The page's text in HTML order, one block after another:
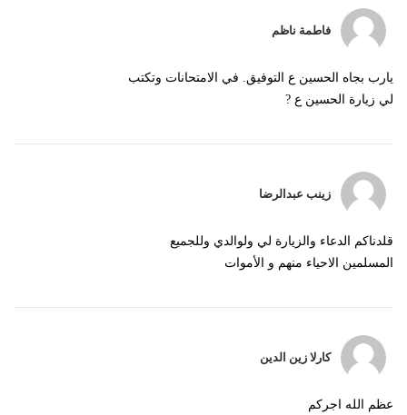
فاطمة ناظم
يارب بجاه الحسين ع التوفيق. في الامتحانات وتكتب
لي زيارة الحسين ع ?
زينب عبدالرضا
قلدناكم الدعاء والزيارة لي ولوالدي وللجميع
المسلمين الاحياء منهم و الأموات
كارلا زين الدين
عظم الله اجركم